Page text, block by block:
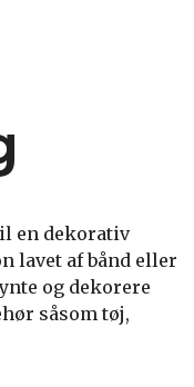
en dekorativ
lavet af bånd eller
og dekorere
såsom tøj,